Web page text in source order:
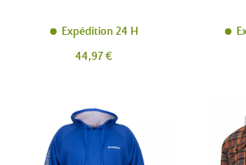
Expédition 24 H
Prix
44,97 €